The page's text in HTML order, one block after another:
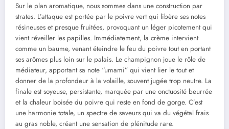
Sur le plan aromatique, nous sommes dans une construction par
strates. L’attaque est portée par le poivre vert qui libère ses notes
résineuses et presque fruitées, provoquant un léger picotement qui
vient réveiller les papilles. Immédiatement, la crème intervient
comme un baume, venant éteindre le feu du poivre tout en portant
ses arômes plus loin sur le palais. Le champignon joue le rôle de
médiateur, apportant sa note “umami” qui vient lier le tout et
donner de la profondeur à la volaille, souvent jugée trop neutre. La
finale est soyeuse, persistante, marquée par une onctuosité beurrée
et la chaleur boisée du poivre qui reste en fond de gorge. C’est
une harmonie totale, un spectre de saveurs qui va du végétal frais
au gras noble, créant une sensation de plénitude rare.